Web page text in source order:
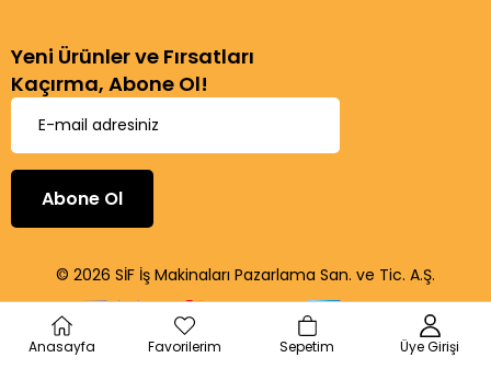
Yeni Ürünler ve Fırsatları
Kaçırma, Abone Ol!
Abone Ol
© 2026 SİF İş Makinaları Pazarlama San. ve Tic. A.Ş.
Anasayfa Favorilerim Sepetim Üye Girişi